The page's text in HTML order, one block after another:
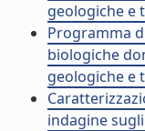
geologiche e
Programma
biologiche
geologiche e
indagine